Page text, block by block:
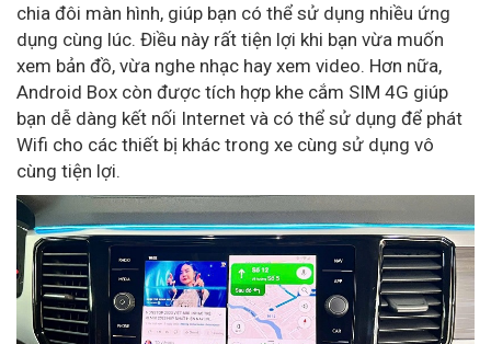
chia đôi màn hình, giúp bạn có thể sử dụng nhiều ứng
dụng cùng lúc. Điều này rất tiện lợi khi bạn vừa muốn
xem bản đồ, vừa nghe nhạc hay xem video. Hơn nữa,
Android Box còn được tích hợp khe cắm SIM 4G giúp
bạn dễ dàng kết nối Internet và có thể sử dụng để phát
Wifi cho các thiết bị khác trong xe cùng sử dụng vô
cùng tiện lợi.